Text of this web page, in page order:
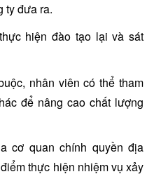
ty đưa ra.
hiện đào tạo lại và sát
nhân viên có thể tham
để nâng cao chất lượng
cơ quan chính quyền địa
thực hiện nhiệm vụ xảy